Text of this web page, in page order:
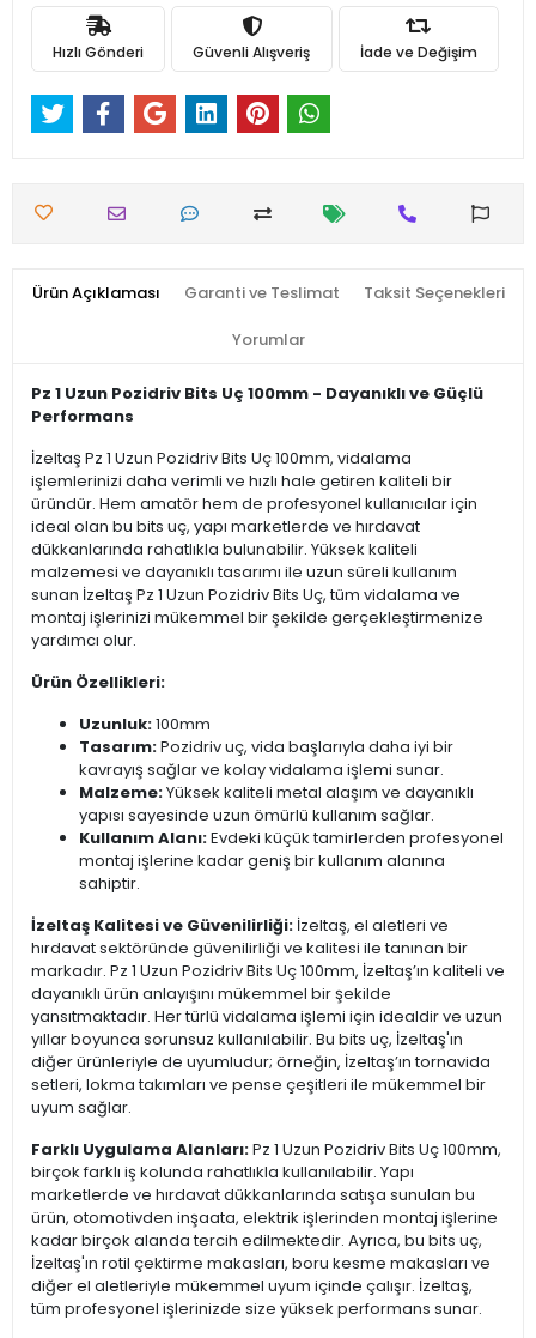
Hızlı Gönderi Güvenli Alışveriş İade ve Değişim
Ürün Açıklaması Garanti ve Teslimat Taksit Seçenekleri
Yorumlar
Pz 1 Uzun Pozidriv Bits Uç 100mm - Dayanıklı ve Güçlü
Performans
İzeltaş Pz 1 Uzun Pozidriv Bits Uç 100mm, vidalama
işlemlerinizi daha verimli ve hızlı hale getiren kaliteli bir
üründür. Hem amatör hem de profesyonel kullanıcılar için
ideal olan bu bits uç, yapı marketlerde ve hırdavat
dükkanlarında rahatlıkla bulunabilir. Yüksek kaliteli
malzemesi ve dayanıklı tasarımı ile uzun süreli kullanım
sunan İzeltaş Pz 1 Uzun Pozidriv Bits Uç, tüm vidalama ve
montaj işlerinizi mükemmel bir şekilde gerçekleştirmenize
yardımcı olur.
Ürün Özellikleri:
Uzunluk:100mm
Tasarım:Pozidriv uç, vida başlarıyla daha iyi bir
kavrayış sağlar ve kolay vidalama işlemi sunar.
Malzeme:Yüksek kaliteli metal alaşım ve dayanıklı
yapısı sayesinde uzun ömürlü kullanım sağlar.
Kullanım Alanı:Evdeki küçük tamirlerden profesyonel
montaj işlerine kadar geniş bir kullanım alanına
sahiptir.
İzeltaş Kalitesi ve Güvenilirliği: İzeltaş, el aletleri ve
hırdavat sektöründe güvenilirliği ve kalitesi ile tanınan bir
markadır. Pz 1 Uzun Pozidriv Bits Uç 100mm, İzeltaş’ın kaliteli ve
dayanıklı ürün anlayışını mükemmel bir şekilde
yansıtmaktadır. Her türlü vidalama işlemi için idealdir ve uzun
yıllar boyunca sorunsuz kullanılabilir. Bu bits uç, İzeltaş'ın
diğer ürünleriyle de uyumludur; örneğin, İzeltaş’ın tornavida
setleri, lokma takımları ve pense çeşitleri ile mükemmel bir
uyum sağlar.
Farklı Uygulama Alanları:Pz 1 Uzun Pozidriv Bits Uç 100mm,
birçok farklı iş kolunda rahatlıkla kullanılabilir. Yapı
marketlerde ve hırdavat dükkanlarında satışa sunulan bu
ürün, otomotivden inşaata, elektrik işlerinden montaj işlerine
kadar birçok alanda tercih edilmektedir. Ayrıca, bu bits uç,
İzeltaş'ın rotil çektirme makasları, boru kesme makasları ve
diğer el aletleriyle mükemmel uyum içinde çalışır. İzeltaş,
tüm profesyonel işlerinizde size yüksek performans sunar.